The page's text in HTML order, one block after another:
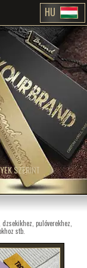
SZERINT
HU
pulóverekhez,
stb.